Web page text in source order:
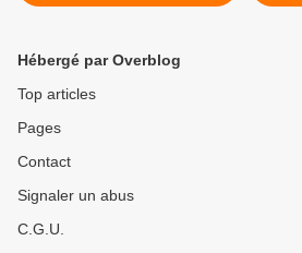
Hébergé par Overblog
Top articles
Pages
Contact
Signaler un abus
C.G.U.